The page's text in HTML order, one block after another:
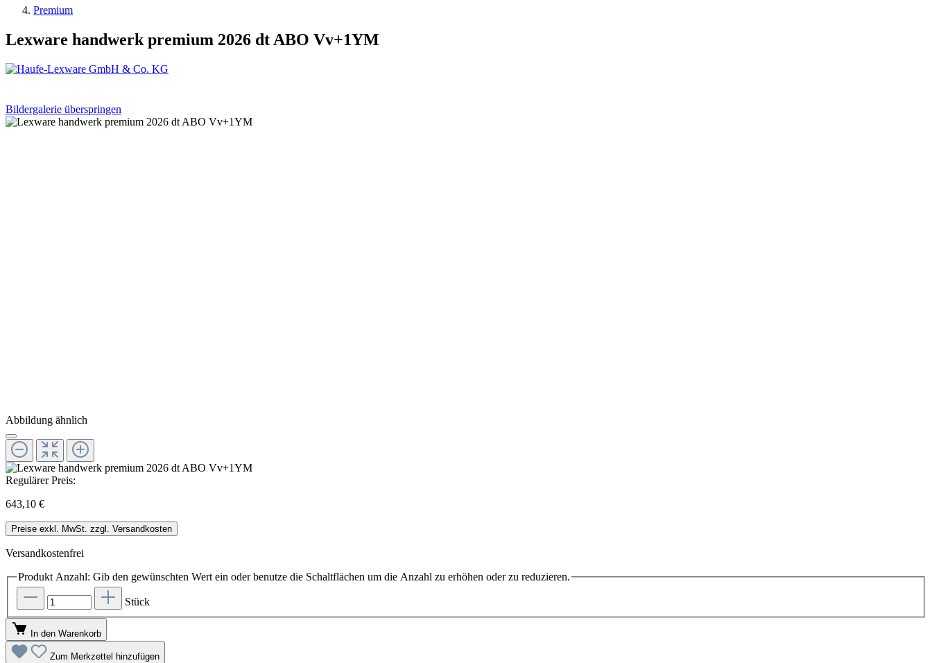
Premium
Lexware handwerk premium 2026 dt ABO Vv+1YM
Bildergalerie überspringen
Abbildung ähnlich
Regulärer Preis:
643,10 €
Preise exkl. MwSt. zzgl. Versandkosten
Versandkostenfrei
Produkt Anzahl: Gib den gewünschten Wert ein oder benutze die Schaltflächen um die Anzahl zu erhöhen oder zu reduzieren.
Stück
In den Warenkorb
Zum Merkzettel hinzufügen